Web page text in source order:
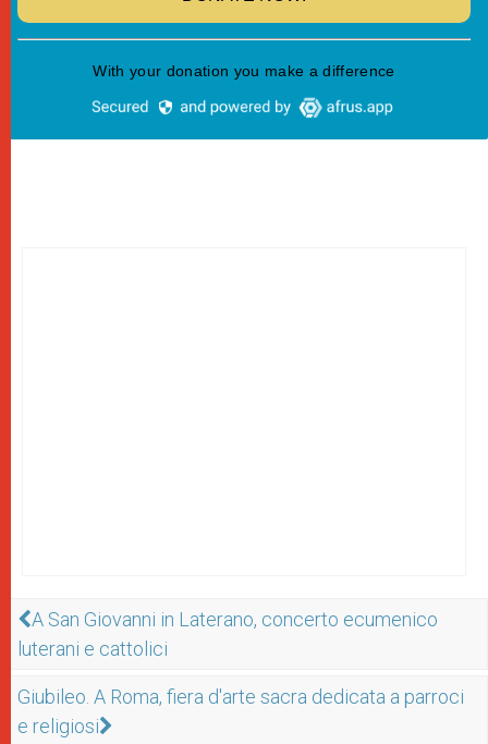
A San Giovanni in Laterano, concerto ecumenico
luterani e cattolici
Giubileo. A Roma, fiera d'arte sacra dedicata a parroci
e religiosi